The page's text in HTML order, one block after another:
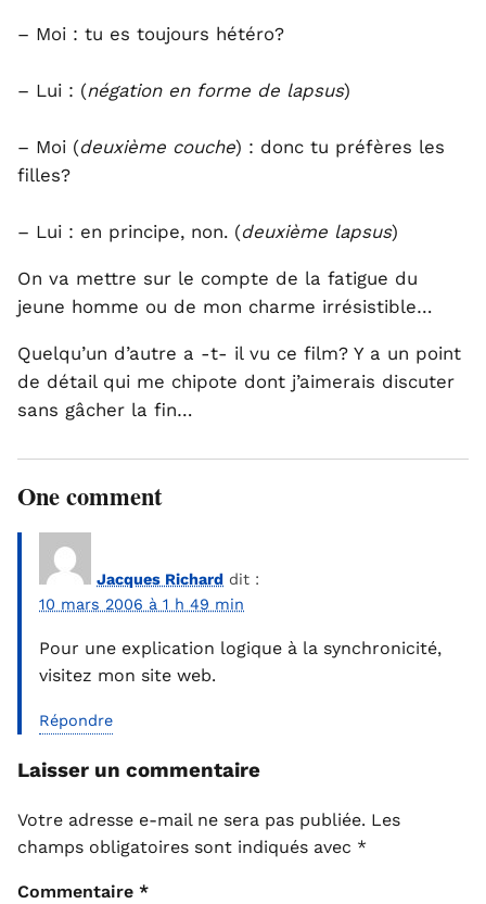
– Moi : tu es toujours hétéro?
– Lui : (négation en forme de lapsus)
– Moi (deuxième couche) : donc tu préfères les
filles?
– Lui : en principe, non. (deuxième lapsus)
On va mettre sur le compte de la fatigue du
jeune homme ou de mon charme irrésistible…
Quelqu’un d’autre a -t- il vu ce film? Y a un point
de détail qui me chipote dont j’aimerais discuter
sans gâcher la fin…
One comment
Jacques Richard dit :
10 mars 2006 à 1 h 49 min
Pour une explication logique à la synchronicité,
visitez mon site web.
Répondre
Laisser un commentaire
Votre adresse e-mail ne sera pas publiée. Les
champs obligatoires sont indiqués avec *
Commentaire *